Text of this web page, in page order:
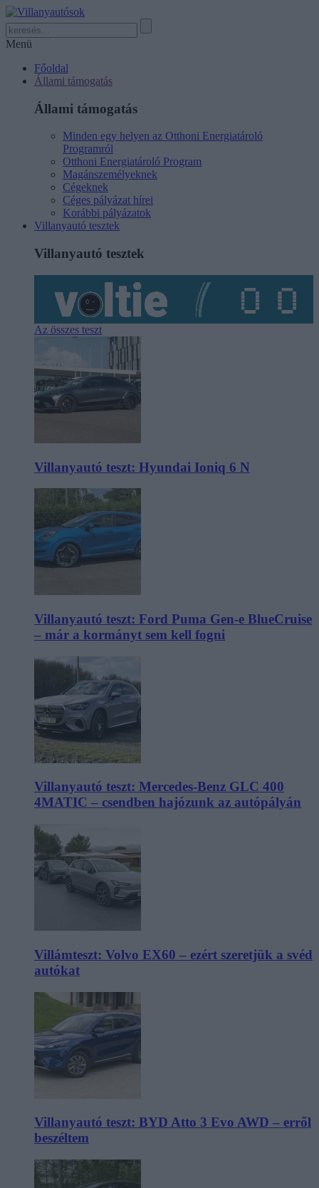
Menü
Főoldal
Állami támogatás
Állami támogatás
Minden egy helyen az Otthoni Energiatároló
Programról
Otthoni Energiatároló Program
Magánszemélyeknek
Cégeknek
Céges pályázat hírei
Korábbi pályázatok
Villanyautó tesztek
Villanyautó tesztek
Az összes teszt
Villanyautó teszt: Hyundai Ioniq 6 N
Villanyautó teszt: Ford Puma Gen-e BlueCruise
– már a kormányt sem kell fogni
Villanyautó teszt: Mercedes-Benz GLC 400
4MATIC – csendben hajózunk az autópályán
Villámteszt: Volvo EX60 – ezért szeretjük a svéd
autókat
Villanyautó teszt: BYD Atto 3 Evo AWD – erről
beszéltem